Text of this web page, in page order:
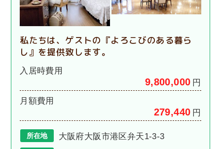
私たちは、ゲストの『よろこびのある暮ら
し』を提供致します。
入居時費用
9,800,000 円
月額費用
279,440 円
所在地 大阪府大阪市港区弁天1-3-3